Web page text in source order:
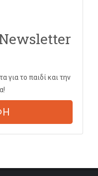
για το παιδί και την